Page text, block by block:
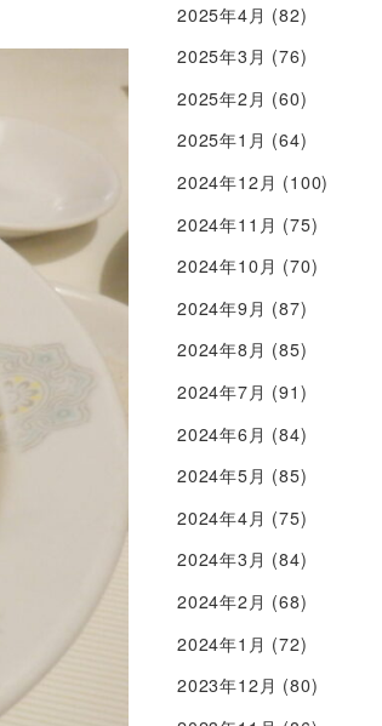
2025年4月 (82)
2025年3月 (76)
2025年2月 (60)
2025年1月 (64)
2024年12月 (100)
2024年11月 (75)
2024年10月 (70)
2024年9月 (87)
2024年8月 (85)
2024年7月 (91)
2024年6月 (84)
2024年5月 (85)
2024年4月 (75)
2024年3月 (84)
2024年2月 (68)
2024年1月 (72)
2023年12月 (80)